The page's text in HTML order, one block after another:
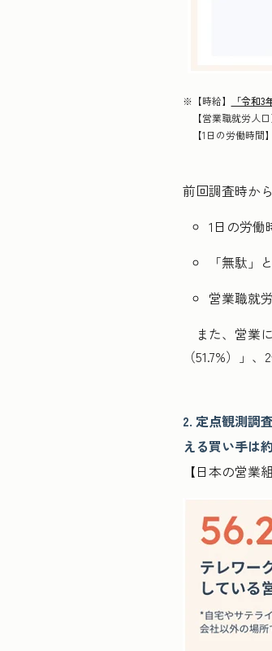
※【時給】 「令和
【営業職就労人口
【1日の労働時間
前回調査時か
1日の労
「無駄
営業職就
また、営業
（51.7%）」
2. 定点観測調
える買い手は
【日本の営業